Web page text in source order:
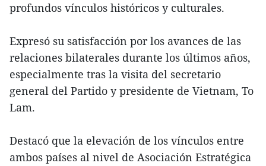
profundos vínculos históricos y culturales.
Expresó su satisfacción por los avances de las
relaciones bilaterales durante los últimos años,
especialmente tras la visita del secretario
general del Partido y presidente de Vietnam, To
Lam.
Destacó que la elevación de los vínculos entre
ambos países al nivel de Asociación Estratégica